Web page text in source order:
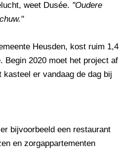
weet Dusée. "Oudere
Heusden, kost ruim 1,4
Begin 2020 moet het project af
kasteel er vandaag de dag bij
bijvoorbeeld een restaurant
en zorgappartementen